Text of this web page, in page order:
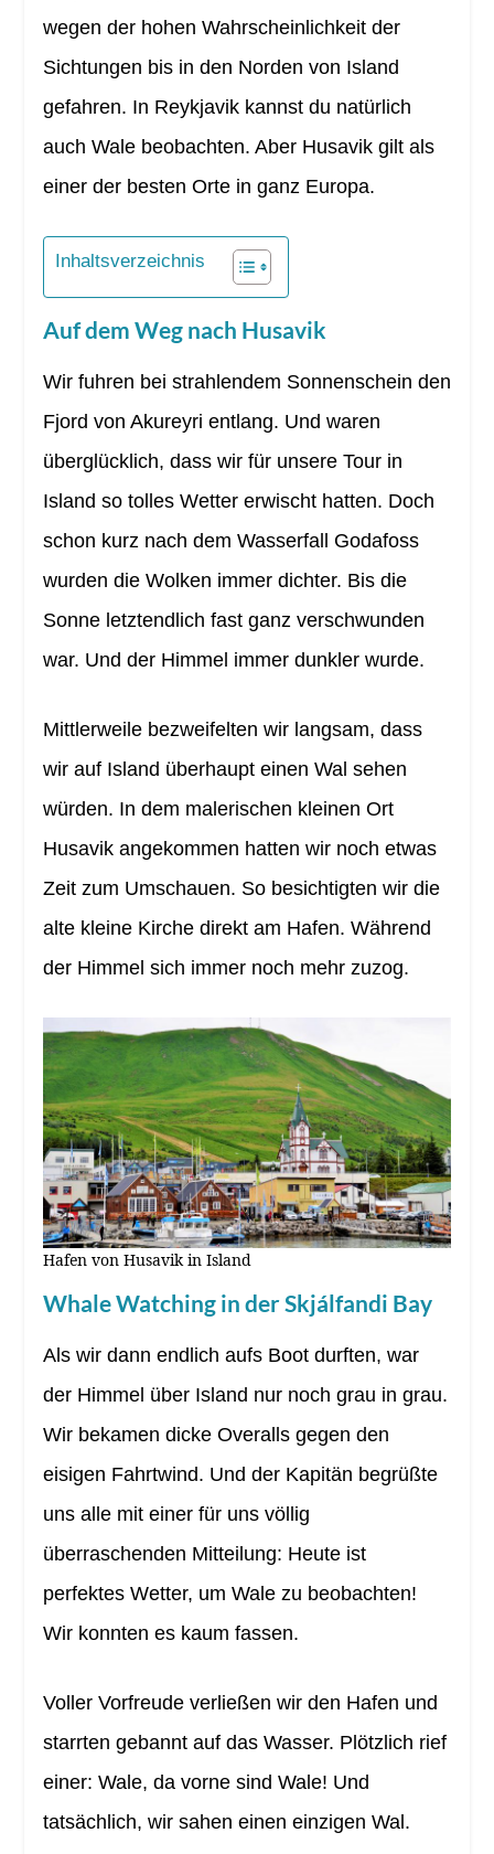
wegen der hohen Wahrscheinlichkeit der
Sichtungen bis in den Norden von Island
gefahren. In Reykjavik kannst du natürlich
auch Wale beobachten. Aber Husavik gilt als
einer der besten Orte in ganz Europa.
Inhaltsverzeichnis
Auf dem Weg nach Husavik
Wir fuhren bei strahlendem Sonnenschein den
Fjord von Akureyri entlang. Und waren
überglücklich, dass wir für unsere Tour in
Island so tolles Wetter erwischt hatten. Doch
schon kurz nach dem Wasserfall Godafoss
wurden die Wolken immer dichter. Bis die
Sonne letztendlich fast ganz verschwunden
war. Und der Himmel immer dunkler wurde.
Mittlerweile bezweifelten wir langsam, dass
wir auf Island überhaupt einen Wal sehen
würden. In dem malerischen kleinen Ort
Husavik angekommen hatten wir noch etwas
Zeit zum Umschauen. So besichtigten wir die
alte kleine Kirche direkt am Hafen. Während
der Himmel sich immer noch mehr zuzog.
Hafen von Husavik in Island
Whale Watching in der Skjálfandi Bay
Als wir dann endlich aufs Boot durften, war
der Himmel über Island nur noch grau in grau.
Wir bekamen dicke Overalls gegen den
eisigen Fahrtwind. Und der Kapitän begrüßte
uns alle mit einer für uns völlig
überraschenden Mitteilung: Heute ist
perfektes Wetter, um Wale zu beobachten!
Wir konnten es kaum fassen.
Voller Vorfreude verließen wir den Hafen und
starrten gebannt auf das Wasser. Plötzlich rief
einer: Wale, da vorne sind Wale! Und
tatsächlich, wir sahen einen einzigen Wal.